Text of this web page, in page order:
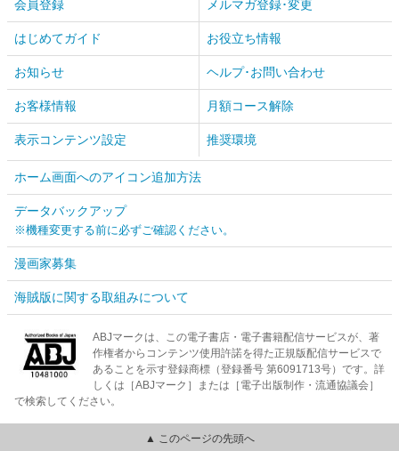
会員登録 メルマガ登録･変更
はじめてガイド お役立ち情報
お知らせ ヘルプ･お問い合わせ
お客様情報 月額コース解除
表示コンテンツ設定 推奨環境
ホーム画面へのアイコン追加方法
データバックアップ
※機種変更する前に必ずご確認ください。
漫画家募集
海賊版に関する取組みについて
ABJマークは、この電子書店・電子書籍配信サービスが、著
作権者からコンテンツ使用許諾を得た正規版配信サービスで
あることを示す登録商標（登録番号 第6091713号）です。詳
しくは［ABJマーク］または［電子出版制作・流通協議会］
で検索してください。
▲ このページの先頭へ